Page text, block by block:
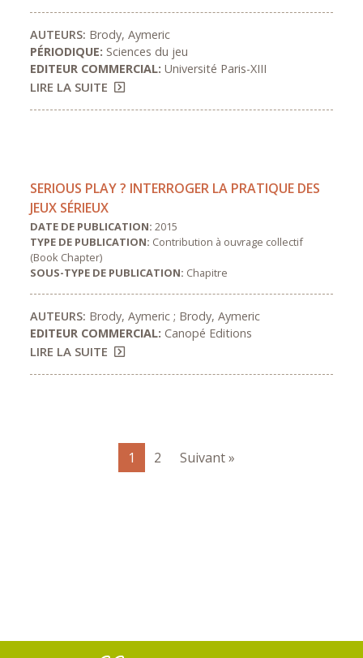
AUTEURS: Brody, Aymeric
PÉRIODIQUE:Sciences du jeu
EDITEUR COMMERCIAL:Université Paris-XIII
LIRE LA SUITE
SERIOUS PLAY ? INTERROGER LA PRATIQUE DES
JEUX SÉRIEUX
DATE DE PUBLICATION:2015
TYPE DE PUBLICATION: Contribution à ouvrage collectif
(Book Chapter)
SOUS-TYPE DE PUBLICATION: Chapitre
AUTEURS: Brody, Aymeric ; Brody, Aymeric
EDITEUR COMMERCIAL:Canopé Editions
LIRE LA SUITE
1 2 Suivant »